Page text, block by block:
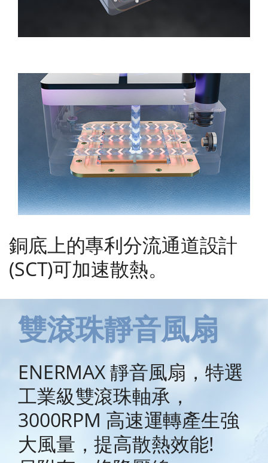
銅底上的專利分流通道設計
(SCT)可加速散熱。
雙滾珠靜音風扇
ENERMAX 靜音風扇，特選
工業級雙滾珠軸承，
3000RPM 高速運轉產生強
大風量，提高散熱效能!